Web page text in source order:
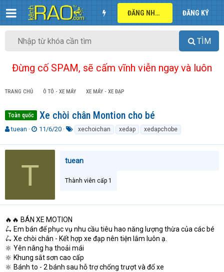
ĐĂNG NHẬP ĐĂNG KÝ
TÌM
Đừng cố SPAM, sẽ cấm vĩnh viễn ngay và luôn
TRANG CHỦ Ô TÔ - XE MÁY XE MÁY - XE ĐẠP
Toàn quốc Xe chòi chân Montion cho bé
T
r
a
t
e
tuean
N
à
g
11/6/20
k
ó
xechoichan xedap xedapchobe
T tuean
Thành viên cấp 1
🔥🔥 BÁN XE MOTION
🛴 Em bán để phục vụ nhu cầu tiêu hao năng lượng thừa của các bé
🛴 Xe chòi chân - Kết hợp xe đạp nên tiện lắm luôn ạ.
🔆 Yên nâng hạ thoải mái
🔆 Khung sắt sơn cao cấp
🔆 Bánh to - 2 bánh sau hỗ trợ chống trượt và đổ xe